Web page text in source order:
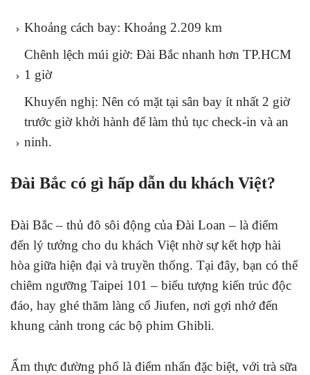
Khoảng cách bay: Khoảng 2.209 km
Chênh lệch múi giờ: Đài Bắc nhanh hơn TP.HCM
1 giờ
Khuyến nghị: Nên có mặt tại sân bay ít nhất 2 giờ
trước giờ khởi hành để làm thủ tục check-in và an
ninh.
Đài Bắc có gì hấp dẫn du khách Việt?
Đài Bắc – thủ đô sôi động của Đài Loan – là điểm
đến lý tưởng cho du khách Việt nhờ sự kết hợp hài
hòa giữa hiện đại và truyền thống. Tại đây, bạn có thể
chiêm ngưỡng Taipei 101 – biểu tượng kiến trúc độc
đáo, hay ghé thăm làng cổ Jiufen, nơi gợi nhớ đến
khung cảnh trong các bộ phim Ghibli.
Ẩm thực đường phố là điểm nhấn đặc biệt, với trà sữa